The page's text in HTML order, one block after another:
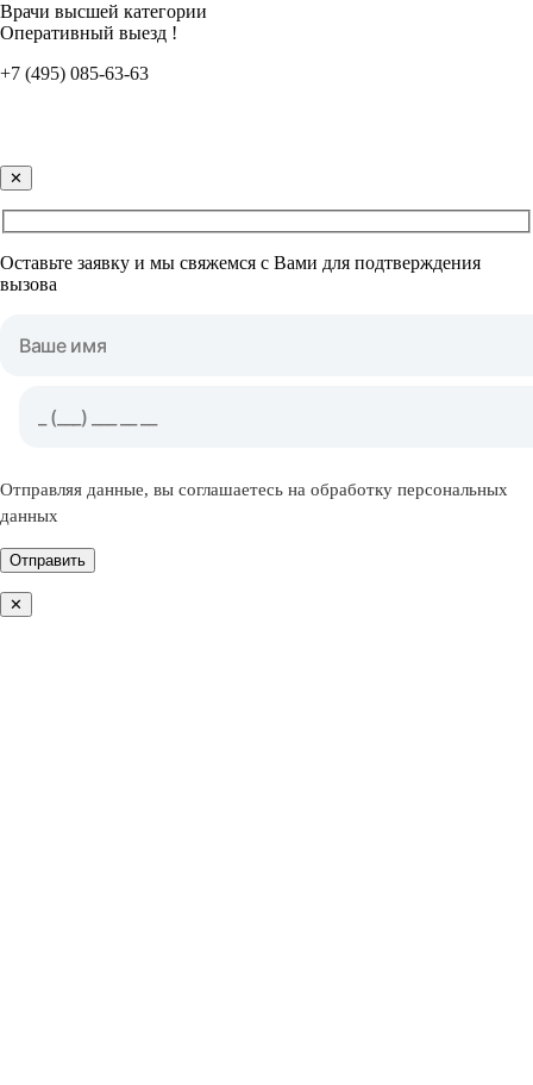
Врачи высшей категории
Оперативный выезд !
+7 (495) 085-63-63
✕
Оставьте заявку и мы свяжемся с Вами для подтверждения
вызова
Отправляя данные, вы соглашаетесь на обработку персональных
данных
Отправить
✕